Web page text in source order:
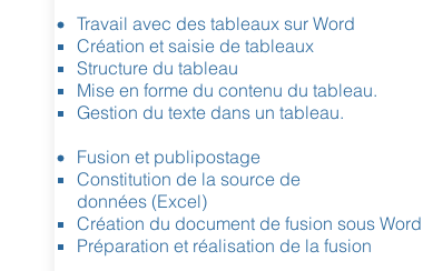
Travail avec des tableaux sur Word
Création et saisie de tableaux
Structure du tableau
Mise en forme du contenu du tableau.
Gestion du texte dans un tableau.
Fusion et publipostage
Constitution de la source de
données (Excel)
Création du document de fusion sous Word
Préparation et réalisation de la fusion